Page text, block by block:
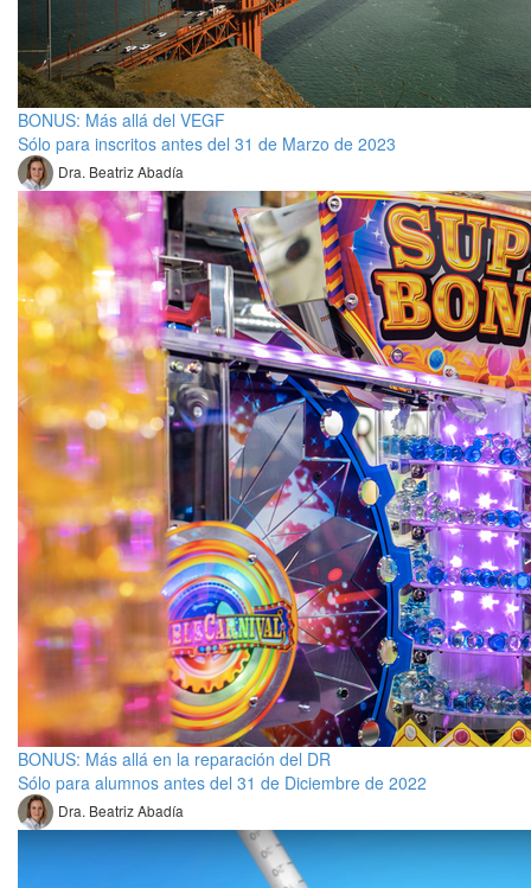
BONUS: Más allá del VEGF
Sólo para inscritos antes del 31 de Marzo de 2023
Dra. Beatriz Abadía
BONUS: Más allá en la reparación del DR
Sólo para alumnos antes del 31 de Diciembre de 2022
Dra. Beatriz Abadía